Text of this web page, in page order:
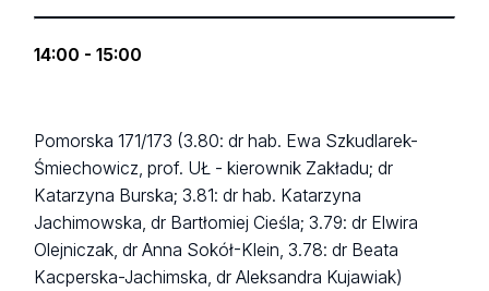
14:00 - 15:00
Pomorska 171/173 (3.80: dr hab. Ewa Szkudlarek-
Śmiechowicz, prof. UŁ - kierownik Zakładu; dr
Katarzyna Burska; 3.81: dr hab. Katarzyna
Jachimowska, dr Bartłomiej Cieśla; 3.79: dr Elwira
Olejniczak, dr Anna Sokół-Klein, 3.78: dr Beata
Kacperska-Jachimska, dr Aleksandra Kujawiak)